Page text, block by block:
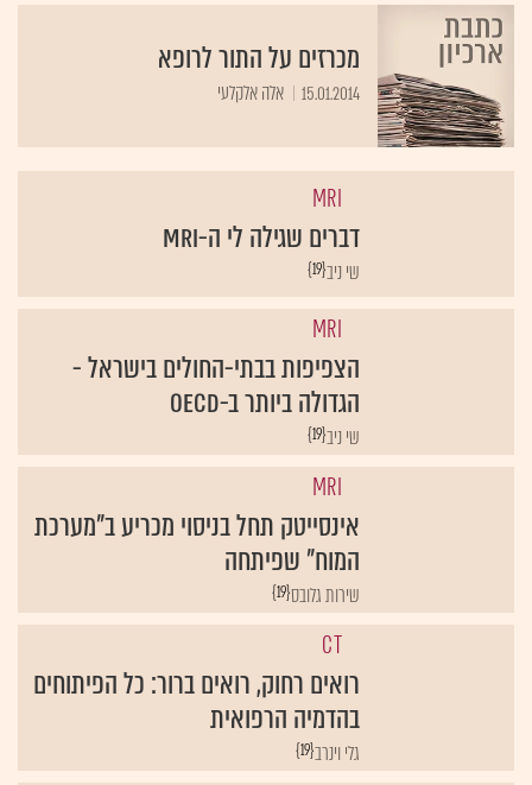
מכרזים על התור לרופא
15.01.2014 אלה אלקלעי
MRI
דברים שגילה לי ה-MRI
{19}שי ניב
MRI
הצפיפות בבתי-החולים בישראל -
הגדולה ביותר ב-OECD
{19}שי ניב
MRI
אינסייטק תחל בניסוי מכריע ב"מערכת
המוח" שפיתחה
{19}שירות גלובס
CT
רואים רחוק, רואים ברור: כל הפיתוחים
בהדמיה הרפואית
{19}גלי וינרב